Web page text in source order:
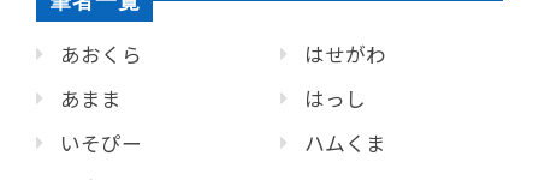
あおくら
あまま
いそぴー
はせがわ
はっし
ハムくま